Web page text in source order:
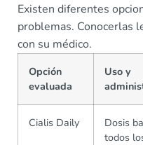
Existen diferentes
problemas. Conocerlas
con su médico.
Opción
evaluada
Uso y
Cialis Daily
Dosis
todos